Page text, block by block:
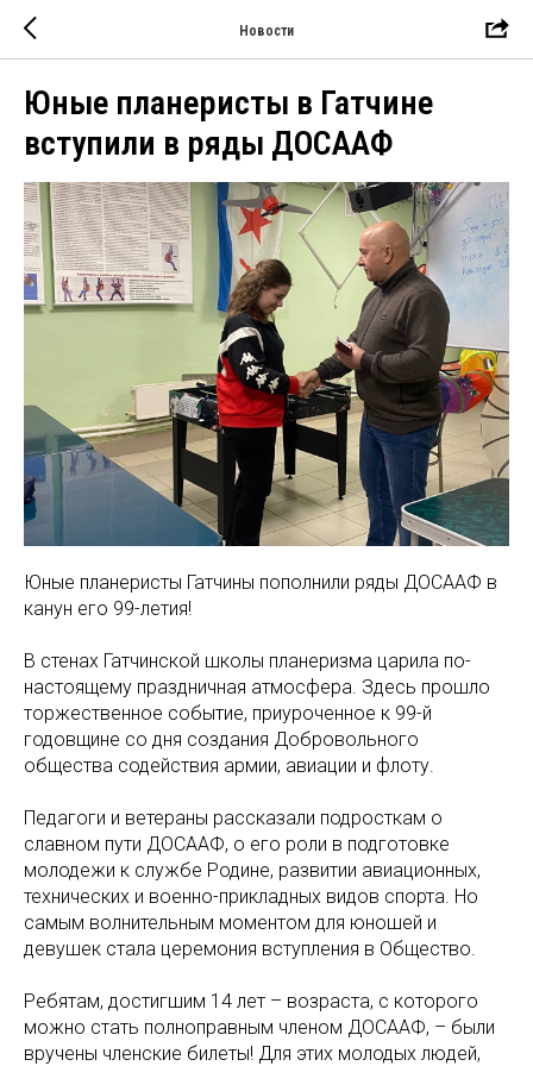
Новости
Юные планеристы в Гатчине
вступили в ряды ДОСААФ
Юные планеристы Гатчины пополнили ряды ДОСААФ в
канун его 99-летия!
В стенах Гатчинской школы планеризма царила по-
настоящему праздничная атмосфера. Здесь прошло
торжественное событие, приуроченное к 99-й
годовщине со дня создания Добровольного
общества содействия армии, авиации и флоту.
Педагоги и ветераны рассказали подросткам о
славном пути ДОСААФ, о его роли в подготовке
молодежи к службе Родине, развитии авиационных,
технических и военно-прикладных видов спорта. Но
самым волнительным моментом для юношей и
девушек стала церемония вступления в Общество.
Ребятам, достигшим 14 лет – возраста, с которого
можно стать полноправным членом ДОСААФ, – были
вручены членские билеты! Для этих молодых людей,